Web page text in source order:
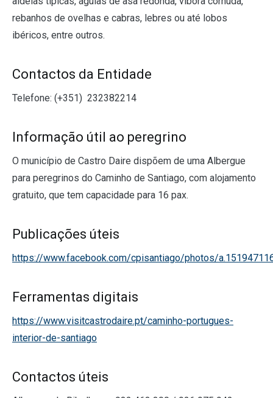
rebanhos de ovelhas e cabras, lebres ou até lobos
ibéricos, entre outros.
Contactos da Entidade
Telefone: (+351) 232382214
Informação útil ao peregrino
O município de Castro Daire dispõem de uma Albergue
para peregrinos do Caminho de Santiago, com alojamento
gratuito, que tem capacidade para 16 pax.
Publicações úteis
https://www.facebook.com/cpisantiago/photos/
Ferramentas digitais
https://www.visitcastrodaire.pt/caminho-portugues-
interior-de-santiago
Contactos úteis